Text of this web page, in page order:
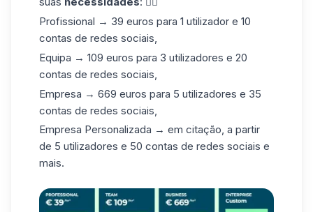
Profissional → 39 euros para 1 utilizador e 10
contas de redes sociais,
Equipa → 109 euros para 3 utilizadores e 20
contas de redes sociais,
Empresa → 669 euros para 5 utilizadores e 35
contas de redes sociais,
Empresa Personalizada → em citação, a partir
de 5 utilizadores e 50 contas de redes sociais e
mais.